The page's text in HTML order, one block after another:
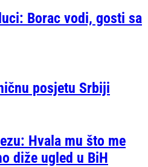
Borac vodi, gosti sa
posjetu Srbiji
Hvala mu što me
diže ugled u BiH